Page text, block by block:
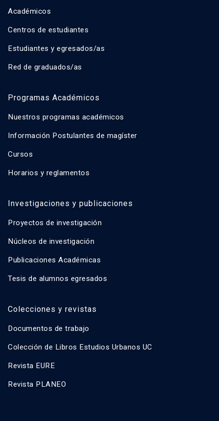
Académicos
Centros de estudiantes
Estudiantes y egresados/as
Red de graduados/as
Programas Académicos
Nuestros programas académicos
Información Postulantes de magíster
Cursos
Horarios y reglamentos
Investigaciones y publicaciones
Proyectos de investigación
Núcleos de investigación
Publicaciones Académicas
Tesis de alumnos egresados
Colecciones y revistas
Documentos de trabajo
Colección de Libros Estudios Urbanos UC
Revista EURE
Revista PLANEO